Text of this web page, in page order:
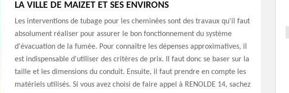
LA VILLE DE MAIZET ET SES ENVIRONS
Les interventions de tubage pour les cheminées sont des travaux qu'il faut
absolument réaliser pour assurer le bon fonctionnement du système
d'évacuation de la fumée. Pour connaître les dépenses approximatives, il
est indispensable d'utiliser des critères de prix. Il faut donc se baser sur la
taille et les dimensions du conduit. Ensuite, il faut prendre en compte les
matériels utilisés. Si vous avez choisi de faire appel à RENOLDE 14, sachez